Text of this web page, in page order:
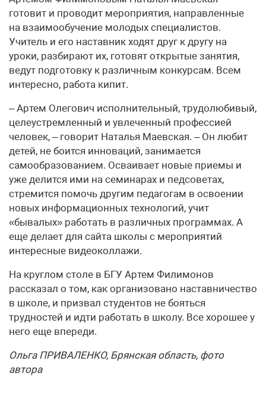
готовит и проводит мероприятия, направленные
на взаимообучение молодых специалистов.
Учитель и его наставник ходят друг к другу на
уроки, разбирают их, готовят открытые занятия,
ведут подготовку к различным конкурсам. Всем
интересно, работа кипит.
– Артем Олегович исполнительный, трудолюбивый,
целеустремленный и увлеченный профессией
человек, – говорит Наталья Маевская. – Он любит
детей, не боится инноваций, занимается
самообразованием. Осваивает новые приемы и
уже делится ими на семинарах и педсоветах,
стремится помочь другим педагогам в освоении
новых информационных технологий, учит
«бывалых» работать в различных программах. А
еще делает для сайта школы с мероприятий
интересные видеоколлажи.
На круглом столе в БГУ Артем Филимонов
рассказал о том, как организовано наставничество
в школе, и призвал студентов не бояться
трудностей и идти работать в школу. Все хорошее у
него еще впереди.
Ольга ПРИВАЛЕНКО, Брянская область, фото
автора